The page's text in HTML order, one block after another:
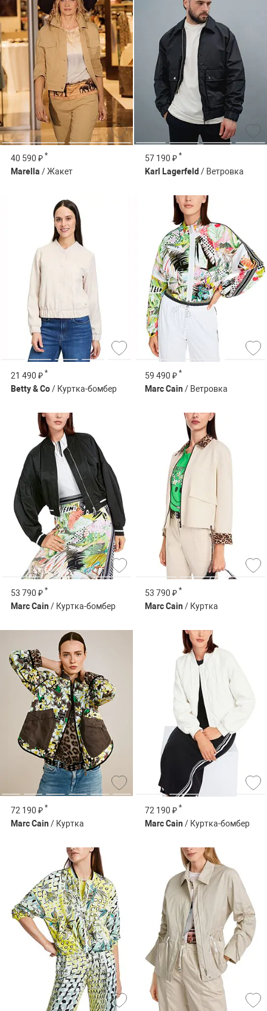
40 590 ₽ *
Marella / Жакет
57 190 ₽ *
Karl Lagerfeld / Ветровка
21 490 ₽ *
Betty & Co/ Куртка-бомбер
59 490 ₽ *
Marc Cain / Ветровка
53 790 ₽ *
Marc Cain / Куртка-бомбер
53 790 ₽ *
Marc Cain / Куртка
72 190 ₽ *
Marc Cain / Куртка
72 190 ₽ *
Marc Cain / Куртка-бомбер